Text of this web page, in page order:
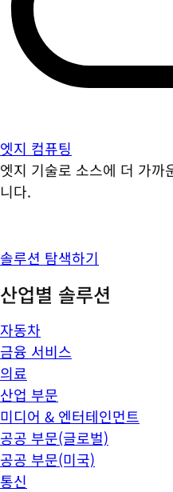
엣지 컴퓨팅
엣지 기술로 소스에 더 가까
니다.
솔루션 탐색하기
산업별 솔루션
자동차
금융 서비스
의료
산업 부문
미디어 & 엔터테인먼트
공공 부문(글로벌)
공공 부문(미국)
통신